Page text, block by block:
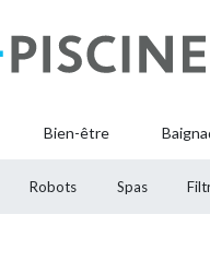
Bien-être
Robots Spas